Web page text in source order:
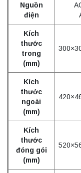
Nguồn
điện
Kích
thước
trong
(mm)
Kích
thước
ngoài
(mm)
Kích
thước
đóng gói
(mm)